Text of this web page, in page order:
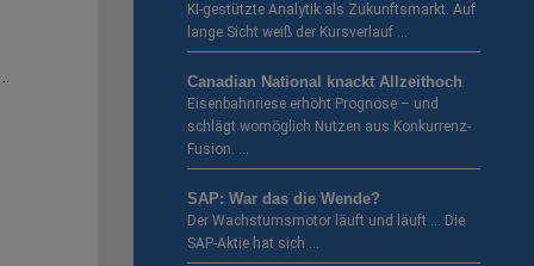
KI-gestützte Analytik als Zukunftsmarkt. Auf
lange Sicht weiß der Kursverlauf …
Canadian National knackt Allzeithoch
Eisenbahnriese erhöht Prognose – und
schlägt womöglich Nutzen aus Konkurrenz-
Fusion. …
SAP: War das die Wende?
Der Wachstumsmotor läuft und läuft … Die
SAP-Aktie hat sich …